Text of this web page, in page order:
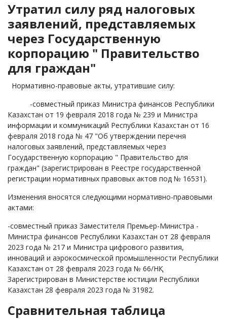
Новости сервиса
Архив
Утратил силу ряд налоговых
заявлений, представляемых
через Государственную
корпорацию " Правительство
для граждан"
Нормативно-правовые акты, утратившие силу:
-совместный приказ Министра финансов Республики
Казахстан от 19 февраля 2018 года № 239 и Министра
информации и коммуникаций Республики Казахстан от 16
февраля 2018 года № 47 "Об утверждении перечня
налоговых заявлений, представляемых через
Государственную корпорацию " Правительство для
граждан" (зарегистрирован в Реестре государственной
регистрации нормативных правовых актов под № 16531).
Изменения вносятся следующими нормативно-правовыми
актами:
-совместный приказ Заместителя Премьер-Министра -
Министра финансов Республики Казахстан от 28 февраля
2023 года № 217 и Министра цифрового развития,
инноваций и аэрокосмической промышленности Республики
Казахстан от 28 февраля 2023 года № 66/НҚ.
Зарегистрирован в Министерстве юстиции Республики
Казахстан 28 февраля 2023 года № 31982.
Сравнительная таблица